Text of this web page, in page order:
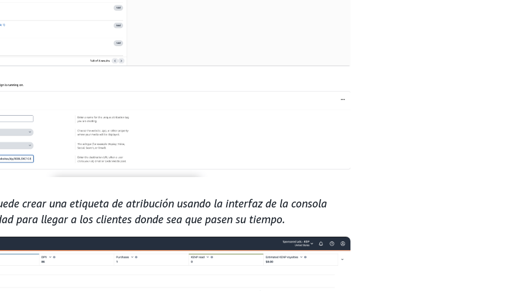
crear una etiqueta de atribución usando la interfaz de la consola
para llegar a los clientes donde sea que pasen su tiempo.